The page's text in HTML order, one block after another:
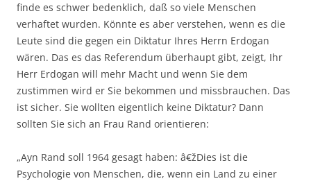
finde es schwer bedenklich, daß so viele Menschen
verhaftet wurden. Könnte es aber verstehen, wenn es die
Leute sind die gegen ein Diktatur Ihres Herrn Erdogan
wären. Das es das Referendum überhaupt gibt, zeigt, Ihr
Herr Erdogan will mehr Macht und wenn Sie dem
zustimmen wird er Sie bekommen und missbrauchen. Das
ist sicher. Sie wollten eigentlich keine Diktatur? Dann
sollten Sie sich an Frau Rand orientieren:
„Ayn Rand soll 1964 gesagt haben: â€žDies ist die
Psychologie von Menschen, die, wenn ein Land zu einer